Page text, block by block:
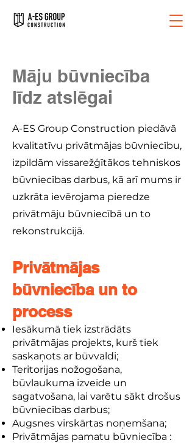
Māju būvniecība
līdz atslēgai
A-ES Group Construction piedāvā
kvalitatīvu privātmājas būvniecību,
izpildām vissarežģītākos tehniskos
būvniecības darbus, kā arī mums ir
uzkrāta ievērojama pieredze
privātmāju būvniecībā un to
rekonstrukcijā.
Privātmājas
būvniecība un to
process
Iesākumā tiek izstrādāts
privātmājas projekts, kurš tiek
saskaņots ar būvvaldi;
Teritorijas nožogošana,
būvlaukuma izveide un
sagatvošana, lai varētu sākt drošus
būvniecības darbus;
Augsnes virskārtas noņemšana;
Privātmājas pamatu būvniecība :